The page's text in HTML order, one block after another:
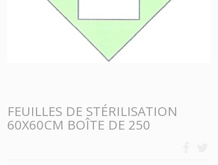
FEUILLES DE STÉRILISATION
60X60CM BOÎTE DE 250